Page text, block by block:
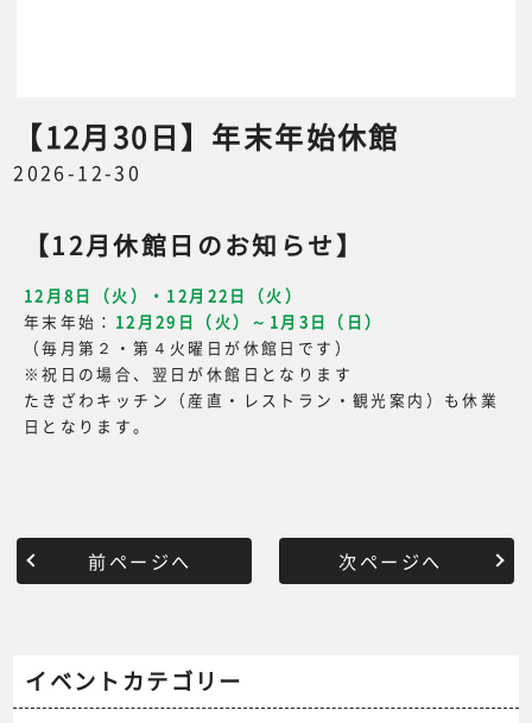
【12月30日】年末年始休館
2026-12-30
【12月休館日のお知らせ】
12月8日（火）・12月22日（火）
年末年始： 12月29日（火）～1月3日（日）
（毎月第２・第４火曜日が休館日です）
※祝日の場合、翌日が休館日となります
たきざわキッチン（産直・レストラン・観光案内）も休業
日となります。
前ページへ 次ページへ
イベントカテゴリー